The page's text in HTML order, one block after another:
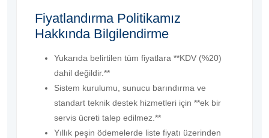
Fiyatlandırma Politikamız
Hakkında Bilgilendirme
Yukarıda belirtilen tüm fiyatlara **KDV (%20)
dahil değildir.**
Sistem kurulumu, sunucu barındırma ve
standart teknik destek hizmetleri için **ek bir
servis ücreti talep edilmez.**
Yıllık peşin ödemelerde liste fiyatı üzerinden